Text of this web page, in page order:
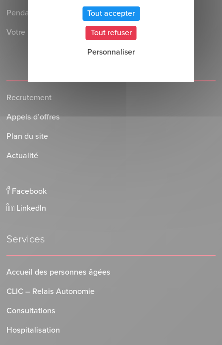
Pendant votre séjour à l’Hôpital
Votre retour au domicile
Recrutement
Appels d’offres
Plan du site
Actualité
Facebook
LinkedIn
Services
Accueil des personnes âgées
CLIC – Relais Autonomie
Consultations
Hospitalisation
Tout accepter
Tout refuser
Personnaliser